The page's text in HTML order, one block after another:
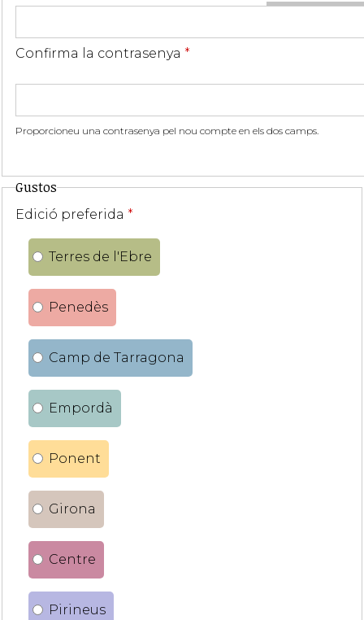
Confirma la contrasenya *
Proporcioneu una contrasenya pel nou compte en els dos camps.
Gustos
Edició preferida *
Terres de l'Ebre
Penedès
Camp de Tarragona
Empordà
Ponent
Girona
Centre
Pirineus